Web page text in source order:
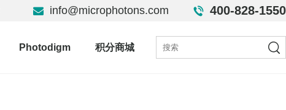
info@microphotons.com 400-828-1550
Photodigm 积分商城